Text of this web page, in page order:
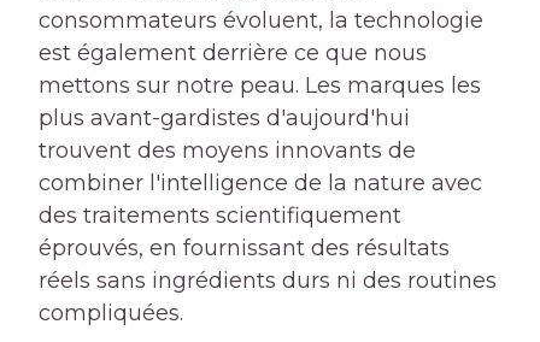
consommateurs évoluent, la technologie
est également derrière ce que nous
mettons sur notre peau. Les marques les
plus avant-gardistes d'aujourd'hui
trouvent des moyens innovants de
combiner l'intelligence de la nature avec
des traitements scientifiquement
éprouvés, en fournissant des résultats
réels sans ingrédients durs ni des routines
compliquées.